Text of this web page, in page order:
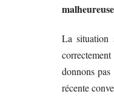
La situation
donnons
récente